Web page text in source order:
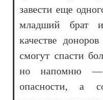
завести еще
младший брат
качестве
смогут спасти
но напомню
опасности, а